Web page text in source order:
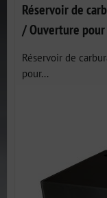
Réservoir de
/ Ouverture
Réservoir de
pour...